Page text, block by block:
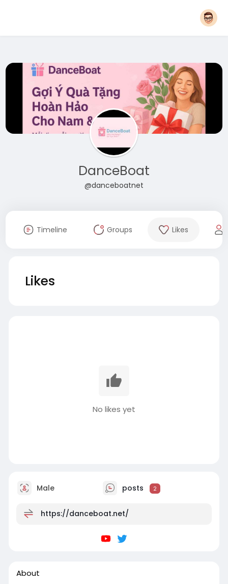
DanceBoat
@danceboatnet
Timeline Groups Likes
Likes
No likes yet
Male posts 2
https://danceboat.net/
About